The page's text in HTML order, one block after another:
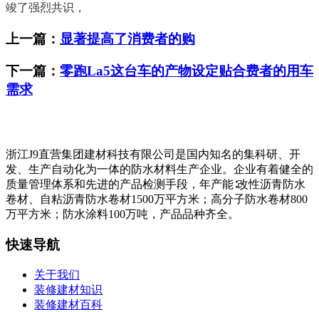
竣了强烈共识，
上一篇： 显著提高了消费者的购
下一篇： 零跑La5这台车的产物设定贴合费者的用车
需求
浙江J9直营集团建材科技有限公司是国内知名的集科研、开
发、生产自动化为一体的防水材料生产企业。企业有着健全的
质量管理体系和先进的产品检测手段，年产能∶改性沥青防水
卷材、自粘沥青防水卷材1500万平方米；高分子防水卷材800
万平方米；防水涂料100万吨，产品品种齐全。
快速导航
关于我们
装修建材知识
装修建材百科